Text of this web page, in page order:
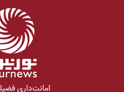
امانت‌داری